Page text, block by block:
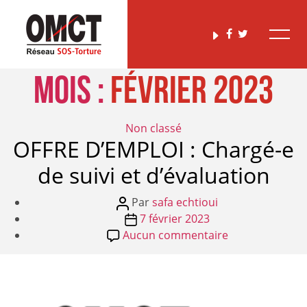
Mois :février 2023
Catégories
Non classé
OFFRE D’EMPLOI : Chargé-e
de suivi et d’évaluation
Auteur
de
l’article
Parsafa echtioui
Date
de
7 février 2023
Aucun commentairesur